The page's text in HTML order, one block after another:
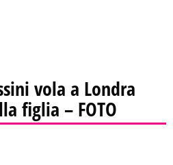
vola a Londra
figlia – FOTO